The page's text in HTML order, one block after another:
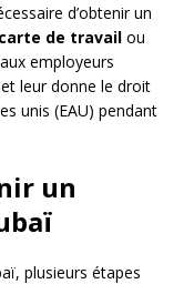
d’obtenir un
carte de travail ou
employeurs
leur donne le droit
unis (EAU) pendant
un
plusieurs étapes